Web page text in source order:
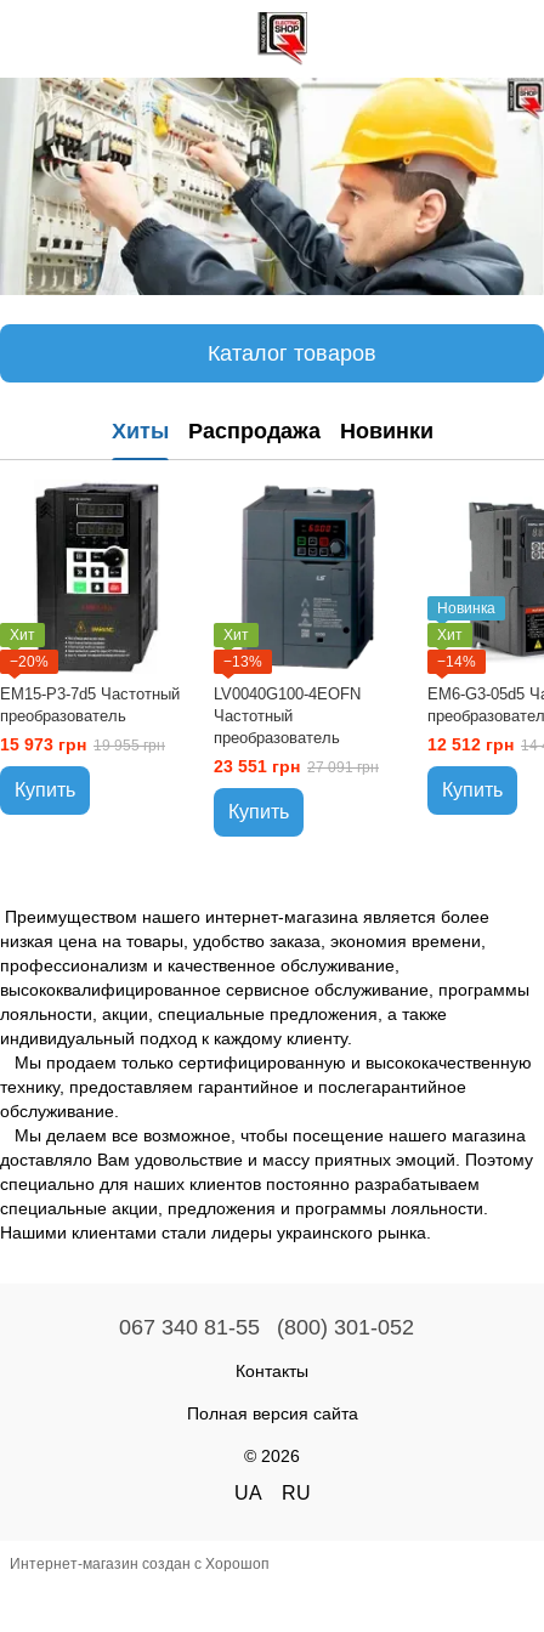
Каталог товаров
Хиты Распродажа Новинки
Хит
−20%
EM15-P3-7d5 Частотный
преобразователь
15 973 грн 19 955 грн
Купить
Хит
−13%
LV0040G100-4EOFN
Частотный
преобразователь
23 551 грн 27 091 грн
Купить
Новинка
Хит
−14%
EM6-G3-05d5
12 512 грн 14
Купить
Преимуществом нашего интернет-магазина является более
низкая цена на товары, удобство заказа, экономия времени,
профессионализм и качественное обслуживание,
высококвалифицированное сервисное обслуживание, программы
лояльности, акции, специальные предложения, а также
индивидуальный подход к каждому клиенту.
Мы продаем только сертифицированную и высококачественную
технику, предоставляем гарантийное и послегарантийное
обслуживание.
Мы делаем все возможное, чтобы посещение нашего магазина
доставляло Вам удовольствие и массу приятных эмоций. Поэтому
специально для наших клиентов постоянно разрабатываем
специальные акции, предложения и программы лояльности.
Нашими клиентами стали лидеры украинского рынка.
067 340 81-55 (800) 301-052
Контакты
Полная версия сайта
© 2026
UA RU
Интернет-магазин создан с Хорошоп